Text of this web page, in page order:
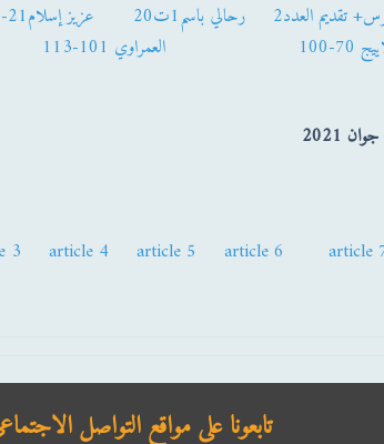
تقديم العدد2
رحالي باسم1ت20 عزيز إسلام21-35
70-100 العمراوي 101-113
2021
3 article 4 article 5 article 6 article
تابعونا على مواقع التواصل